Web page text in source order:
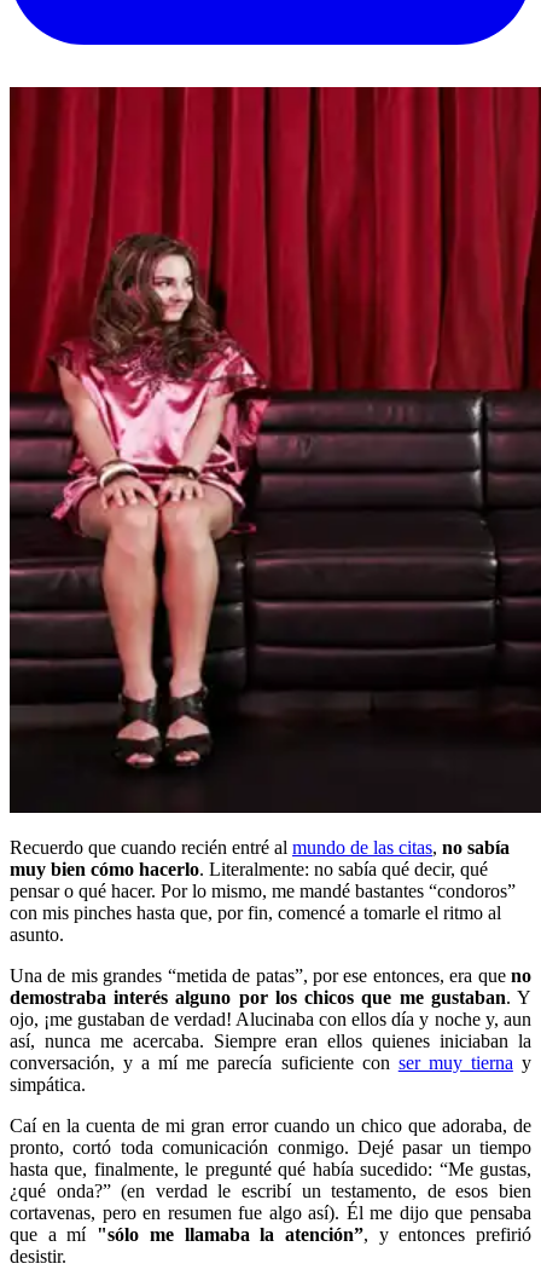
Recuerdo que cuando recién entré al mundo de las citas, no sabía
muy bien cómo hacerlo. Literalmente: no sabía qué decir, qué
pensar o qué hacer. Por lo mismo, me mandé bastantes “condoros”
con mis pinches hasta que, por fin, comencé a tomarle el ritmo al
asunto.
Una de mis grandes “metida de patas”, por ese entonces, era que no
demostraba interés alguno por los chicos que me gustaban. Y
ojo, ¡me gustaban de verdad! Alucinaba con ellos día y noche y, aun
así, nunca me acercaba. Siempre eran ellos quienes iniciaban la
conversación, y a mí me parecía suficiente con ser muy tierna y
simpática.
Caí en la cuenta de mi gran error cuando un chico que adoraba, de
pronto, cortó toda comunicación conmigo. Dejé pasar un tiempo
hasta que, finalmente, le pregunté qué había sucedido: “Me gustas,
¿qué onda?” (en verdad le escribí un testamento, de esos bien
cortavenas, pero en resumen fue algo así). Él me dijo que pensaba
que a mí "sólo me llamaba la atención”, y entonces prefirió
desistir.